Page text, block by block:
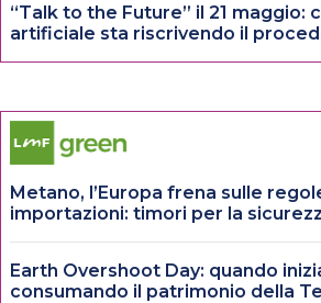
“Talk to the Future” il 21 maggio:
artificiale sta riscrivendo il
Metano, l’Europa frena sulle
importazioni: timori per la
Earth Overshoot Day: quando
consumando il patrimonio della